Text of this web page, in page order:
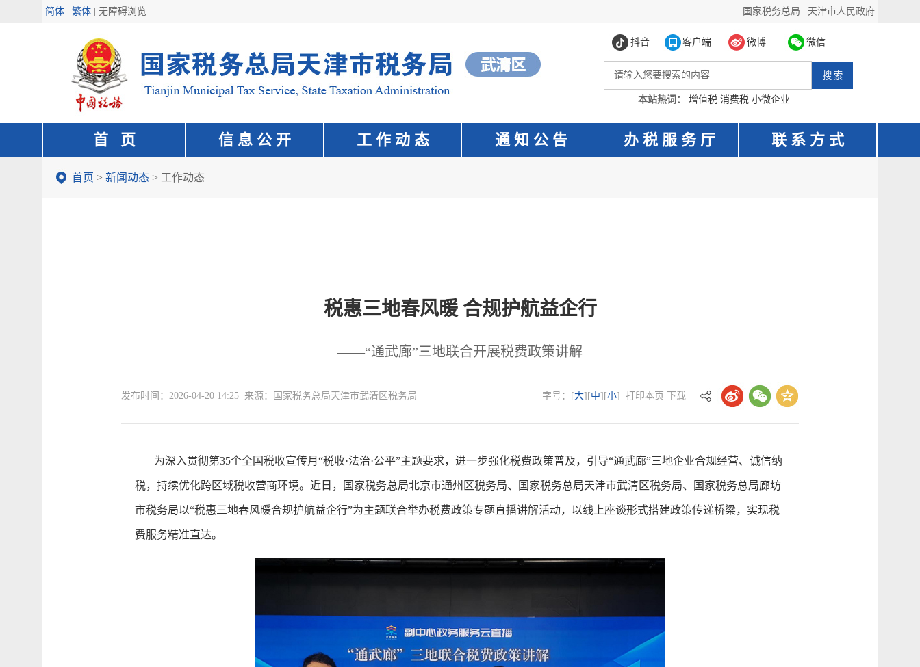
简体 | 繁体 无障碍浏览 国家税务总局 天津市人民政府
抖音 客户端 微博 微信
本站热词： 增值税 消费税 小微企业
首 页 信 息 公 开 工 作 动 态 通 知 公 告 办 税 服 务 厅 联 系 方 式
首页 > 新闻动态 > 工作动态
税惠三地春风暖 合规护航益企行
——“通武廊”三地联合开展税费政策讲解
发布时间：2026-04-20 14:25 来源：国家税务总局天津市武清区税务局 字号：[大][中][小] 打印本页 下载
为深入贯彻第35个全国税收宣传月“税收·法治·公平”主题要求，进一步强化税费政策普及，引导“通武廊”三地企业合规经营、诚信纳
税，持续优化跨区域税收营商环境。近日，国家税务总局北京市通州区税务局、国家税务总局天津市武清区税务局、国家税务总局廊坊
市税务局以“税惠三地春风暖合规护航益企行”为主题联合举办税费政策专题直播讲解活动，以线上座谈形式搭建政策传递桥梁，实现税
费服务精准直达。